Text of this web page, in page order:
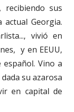
recibiendo sus
Georgia.
vivió en
y en EEUU,
Vino a
su azarosa
en capital de